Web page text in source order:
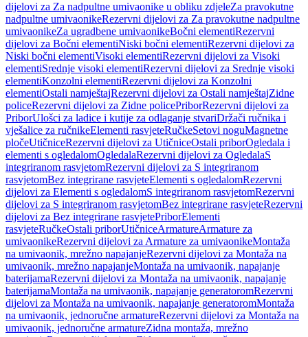
dijelovi za Za nadpultne umivaonike u obliku zdjeleZa pravokutne
nadpultne umivaonikeRezervni dijelovi za Za pravokutne nadpultne
umivaonikeZa ugradbene umivaonikeBočni elementiRezervni
dijelovi za Bočni elementiNiski bočni elementiRezervni dijelovi za
Niski bočni elementiVisoki elementiRezervni dijelovi za Visoki
elementiSrednje visoki elementiRezervni dijelovi za Srednje visoki
elementiKonzolni elementiRezervni dijelovi za Konzolni
elementiOstali namještajRezervni dijelovi za Ostali namještajZidne
policeRezervni dijelovi za Zidne policePriborRezervni dijelovi za
PriborUlošci za ladice i kutije za odlaganje stvariDržači ručnika i
vješalice za ručnikeElementi rasvjeteRučkeSetovi noguMagnetne
pločeUtičniceRezervni dijelovi za UtičniceOstali priborOgledala i
elementi s ogledalomOgledalaRezervni dijelovi za OgledalaS
integriranom rasvjetomRezervni dijelovi za S integriranom
rasvjetomBez integrirane rasvjeteElementi s ogledalomRezervni
dijelovi za Elementi s ogledalomS integriranom rasvjetomRezervni
dijelovi za S integriranom rasvjetomBez integrirane rasvjeteRezervni
dijelovi za Bez integrirane rasvjetePriborElementi
rasvjeteRučkeOstali priborUtičniceArmatureArmature za
umivaonikeRezervni dijelovi za Armature za umivaonikeMontaža
na umivaonik, mrežno napajanjeRezervni dijelovi za Montaža na
umivaonik, mrežno napajanjeMontaža na umivaonik, napajanje
baterijamaRezervni dijelovi za Montaža na umivaonik, napajanje
baterijamaMontaža na umivaonik, napajanje generatoromRezervni
dijelovi za Montaža na umivaonik, napajanje generatoromMontaža
na umivaonik, jednoručne armatureRezervni dijelovi za Montaža na
umivaonik, jednoručne armatureZidna montaža, mrežno